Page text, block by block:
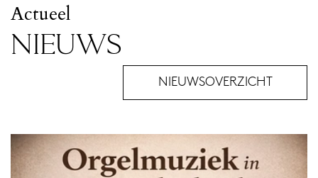
Actueel
NIEUWS
NIEUWSOVERZICHT